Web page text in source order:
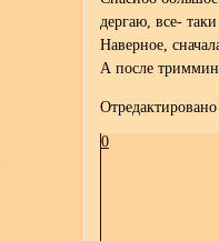
дергаю, все-
Наверное,
А после
0